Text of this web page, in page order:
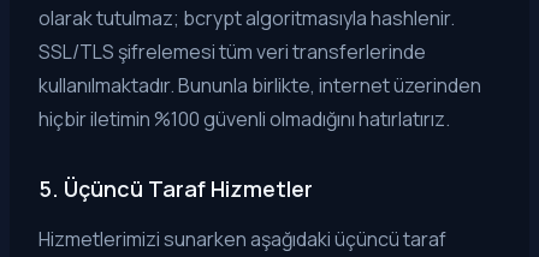
olarak tutulmaz; bcrypt algoritmasıyla hashlenir.
SSL/TLS şifrelemesi tüm veri transferlerinde
kullanılmaktadır. Bununla birlikte, internet üzerinden
hiçbir iletimin %100 güvenli olmadığını hatırlatırız.
5. Üçüncü Taraf Hizmetler
Hizmetlerimizi sunarken aşağıdaki üçüncü taraf